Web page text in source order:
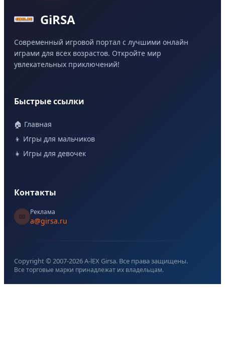
GiRSA
Современный игровой портал с лучшими онлайн
играми для всех возрастов. Откройте мир
увлекательных приключений!
Быстрые ссылки
🏠 Главная
👦 Игры для мальчиков
👧 Игры для девочек
Контакты
📧
Реклама
a@girsa.ru
Copyright © 2007-2026A-lEX Girsa. Все права защищены.
Все торговые марки принадлежат их владельцам.